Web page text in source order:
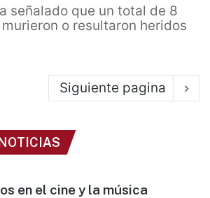
señalado que un total de 8
o resultaron heridos
Siguiente pagina
en el cine y la música